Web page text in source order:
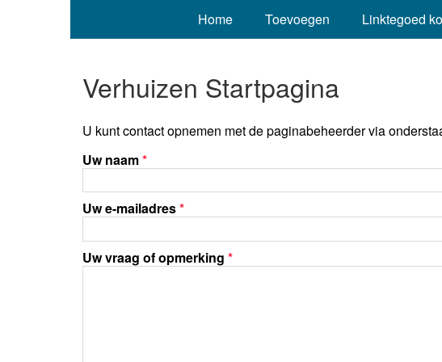
Home Toevoegen Linktegoed
Verhuizen Startpagina
U kunt contact opnemen met de paginabeheerder via
Uw naam*
Uw e-mailadres*
Uw vraag of opmerking *